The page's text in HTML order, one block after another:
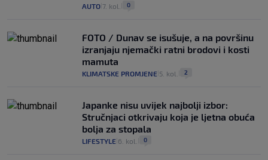
AUTO 7. kol. 0
FOTO / Dunav se isušuje, a na površinu
izranjaju njemački ratni brodovi i kosti
mamuta
KLIMATSKE PROMJENE 5. kol. 2
Japanke nisu uvijek najbolji izbor:
Stručnjaci otkrivaju koja je ljetna obuća
bolja za stopala
LIFESTYLE 6. kol. 0